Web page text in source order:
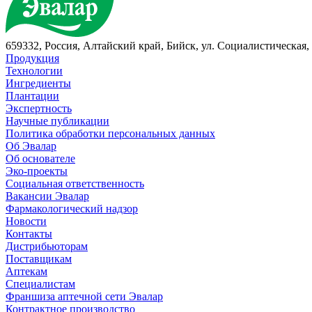
659332, Россия, Алтайский край, Бийск, ул. Социалистическая,
Продукция
Технологии
Ингредиенты
Плантации
Экспертность
Научные публикации
Политика обработки персональных данных
Об Эвалар
Об основателе
Эко-проекты
Социальная ответственность
Вакансии Эвалар
Фармакологический надзор
Новости
Контакты
Дистрибьюторам
Поставщикам
Аптекам
Специалистам
Франшиза аптечной сети Эвалар
Контрактное производство